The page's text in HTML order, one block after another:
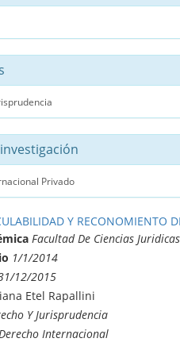
Privado
Y RECONOMIENTO
Facultad De Ciencias
1/1/2014
12/2015
Etel Rapallini
Y Jurisprudencia
Derecho Internacional